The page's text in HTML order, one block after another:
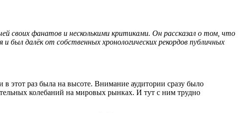
своих фанатов и несколькими критиками. Он рассказал о том, что
далёк от собственных хронологических рекордов публичных
этот раз была на высоте. Внимание аудитории сразу было
колебаний на мировых рынках. И тут с ним трудно